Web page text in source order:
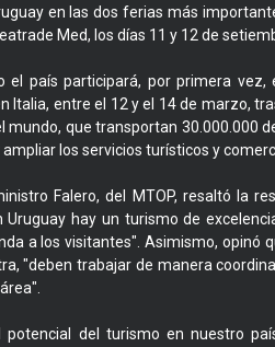
en las dos ferias más
Med, los días 11 y 12 de
el país participará, por primera vez,
Italia, entre el 12 y el 14 de marzo,
mundo, que transportan 30.000.000
los servicios turísticos y
Falero, del MTOP, resaltó la
Uruguay hay un turismo de
a los visitantes". Asimismo, opinó
"deben trabajar de manera
del turismo en nuestro